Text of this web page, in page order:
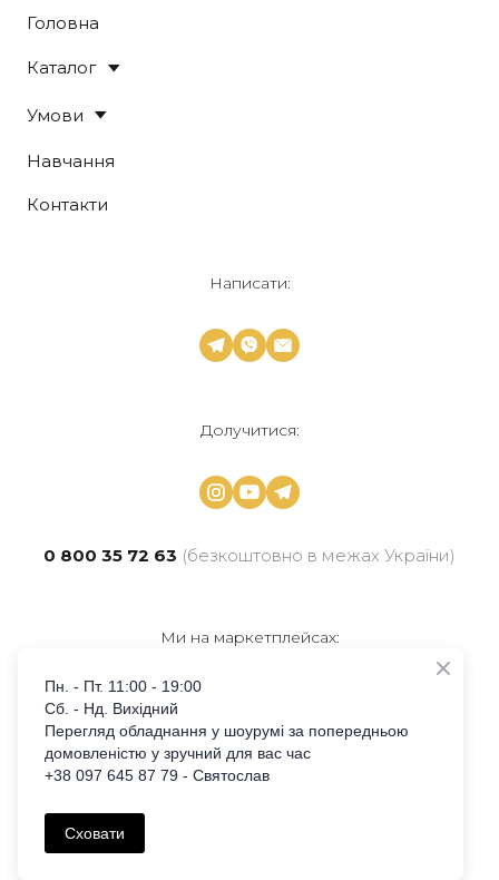
Головна
Каталог
Умови
Навчання
Контакти
Написати:
Долучитися:
0 800 35 72 63 (безкоштовно в межах України)
Ми на маркетплейсах:
+38 097 645 87 79 Святослав
Пн. - Пт. 11:00 - 19:00
Сб. - Нд. Вихідний
Перегляд обладнання у шоурумі за попередньою
домовленістю у зручний для вас час
+38 097 645 87 79 - Святослав
Сховати